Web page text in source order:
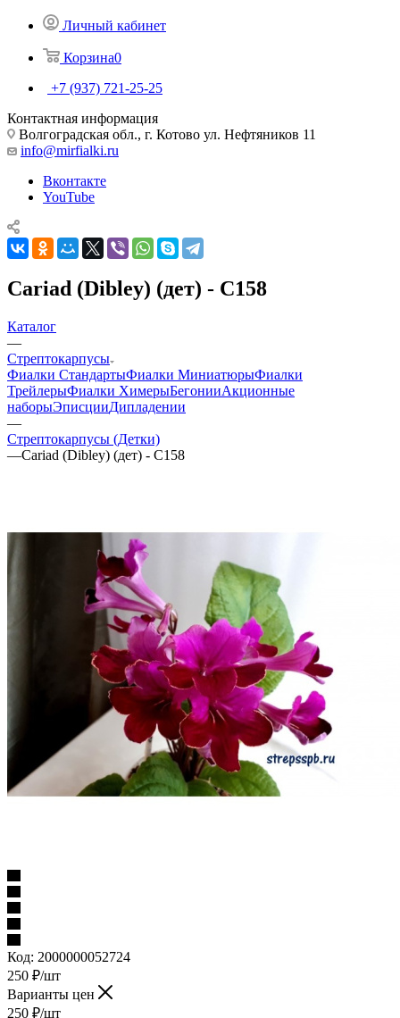
Личный кабинет
Корзина0
+7 (937) 721-25-25
Контактная информация
Волгоградская обл., г. Котово ул. Нефтяников 11
info@mirfialki.ru
Вконтакте
YouTube
Cariad (Dibley) (дет) - С158
Каталог
—
Стрептокарпусы
Фиалки СтандартыФиалки МиниатюрыФиалки
ТрейлерыФиалки ХимерыБегонииАкционные
наборыЭписцииДипладении
—
Стрептокарпусы (Детки)
—Cariad (Dibley) (дет) - С158
Код: 2000000052724
250 ₽/шт
Варианты цен
250 ₽/шт